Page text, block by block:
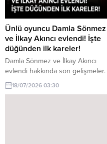
Ünlü oyuncu Damla Sönmez
ve İlkay Akıncı evlendi! İşte
düğünden ilk kareler!
Damla Sönmez ve İlkay Akıncı
evlendi hakkında son gelişmeler.
Ünlü oyuncu Damla Sönmez ve
İlkay Akıncı, geçtiğimiz günlerde
18/07/2026 03:30